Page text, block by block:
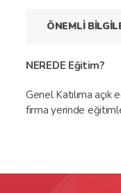
ÖNEMLİ
NEREDE Eğitim?
Genel Katılıma
firma yerinde